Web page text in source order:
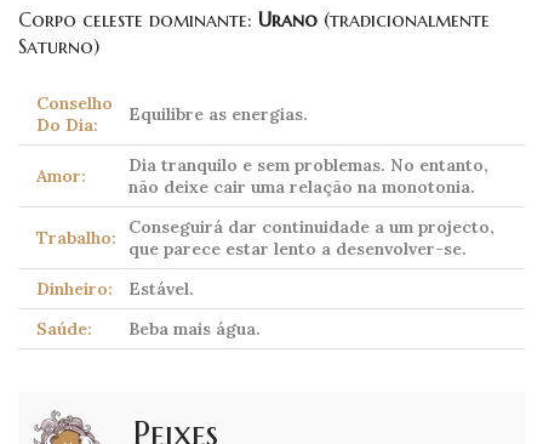
Corpo celeste dominante: Urano (tradicionalmente
Saturno)
Conselho
Do Dia:
Equilibre as energias.
Amor:
Dia tranquilo e sem problemas. No entanto,
não deixe cair uma relação na monotonia.
Trabalho:
Conseguirá dar continuidade a um projecto,
que parece estar lento a desenvolver-se.
Dinheiro:
Estável.
Saúde:
Beba mais água.
Peixes